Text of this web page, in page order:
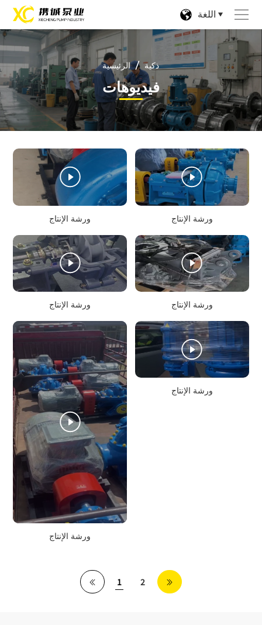
اللغة
الرئيسية / ذكية
فيديوهات
ورشة الإنتاج ورشة الإنتاج
ورشة الإنتاج ورشة الإنتاج
ورشة الإنتاج
ورشة الإنتاج
1 2